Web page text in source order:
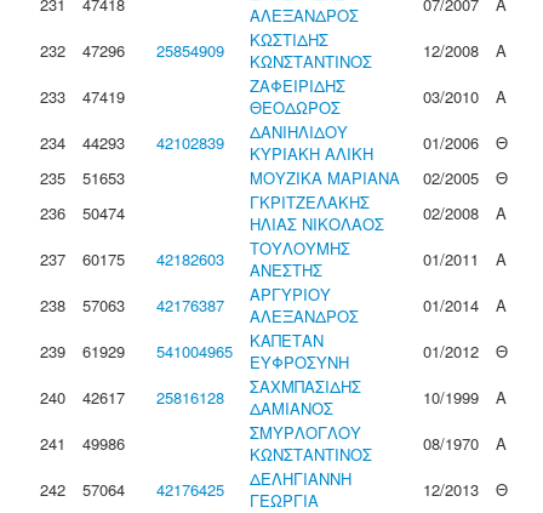
ΑΛΕΞΑΝΔΡΟΣ
232
47296 25854909
ΚΩΣΤΙΔΗΣ
ΚΩΝΣΤΑΝΤΙΝΟΣ
12/2008
Α
233
47419
ΖΑΦΕΙΡΙΔΗΣ
ΘΕΟΔΩΡΟΣ
03/2010
Α
234
44293 42102839
ΔΑΝΙΗΛΙΔΟΥ
ΚΥΡΙΑΚΗ ΑΛΙΚΗ
01/2006
Θ
235
51653 ΜΟΥΖΙΚΑ ΜΑΡΙΑΝΑ 02/2005
Θ
236
50474
ΓΚΡΙΤΖΕΛΑΚΗΣ
ΗΛΙΑΣ ΝΙΚΟΛΑΟΣ
02/2008
Α
237
60175 42182603
ΤΟΥΛΟΥΜΗΣ
ΑΝΕΣΤΗΣ
01/2011
Α
238
57063 42176387
ΑΡΓΥΡΙΟΥ
ΑΛΕΞΑΝΔΡΟΣ
01/2014
Α
239
61929 541004965
ΚΑΠΕΤΑΝ
ΕΥΦΡΟΣΥΝΗ
01/2012
Θ
240
42617 25816128
ΣΑΧΜΠΑΣΙΔΗΣ
ΔΑΜΙΑΝΟΣ
10/1999
Α
241
49986
ΣΜΥΡΛΟΓΛΟΥ
ΚΩΝΣΤΑΝΤΙΝΟΣ
08/1970
Α
242
57064 42176425
ΔΕΛΗΓΙΑΝΝΗ
ΓΕΩΡΓΙΑ
12/2013 Θ